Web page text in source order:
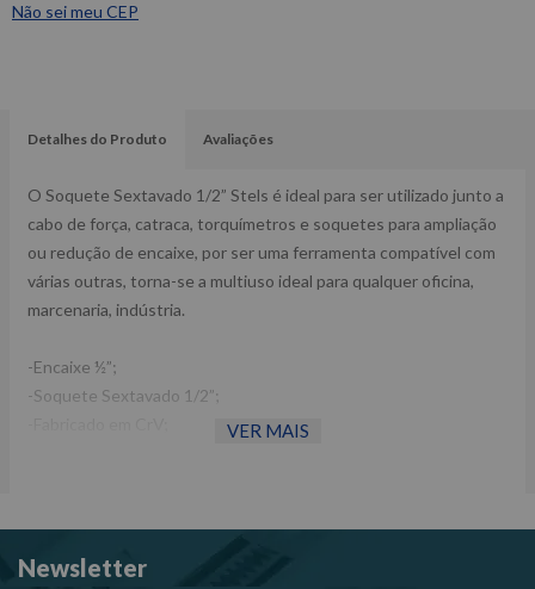
Não sei meu CEP
Detalhes do Produto Avaliações
O Soquete Sextavado 1/2” Stels é ideal para ser utilizado junto a
cabo de força, catraca, torquímetros e soquetes para ampliação
ou redução de encaixe, por ser uma ferramenta compatível com
várias outras, torna-se a multiuso ideal para qualquer oficina,
marcenaria, indústria.
-Encaixe ½”;
-Soquete Sextavado 1/2”;
VER MAIS
Newsletter